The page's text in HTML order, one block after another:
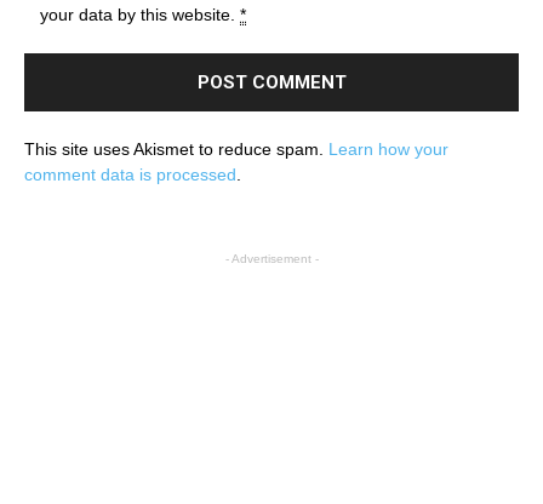
your data by this website. *
This site uses Akismet to reduce spam. Learn how your
comment data is processed
- Advertisement -